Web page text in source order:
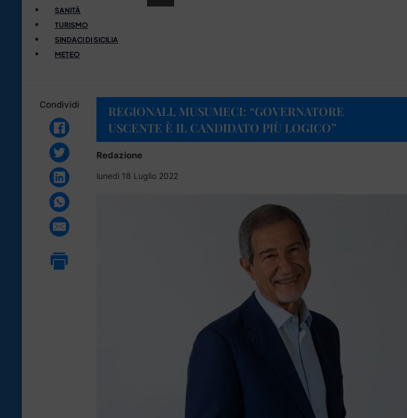
SANITÀ
TURISMO
SINDACI DI SICILIA
METEO
Condividi
REGIONALI, MUSUMECI: “GOVERNATORE
USCENTE È IL CANDIDATO PIÙ LOGICO”
Redazione
lunedì 18 Luglio 2022